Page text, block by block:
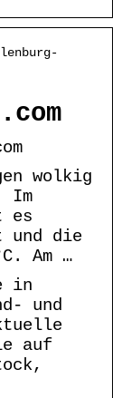
wolkig
Im
es
und die
Am …
in
und
auf